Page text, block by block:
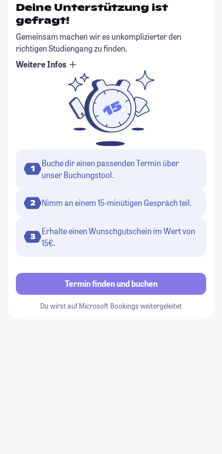
Deine Unterstützung ist
gefragt!
Gemeinsam machen wir es unkomplizierter den
richtigen Studiengang zu finden.
Weitere Infos
1
Buche dir einen passenden Termin über
unser Buchungstool.
2 Nimm an einem 15-minütigen Gespräch teil.
3
Erhalte einen Wunschgutschein im Wert von
15€.
Termin finden und buchen
Du wirst auf Microsoft Bookings weitergeleitet